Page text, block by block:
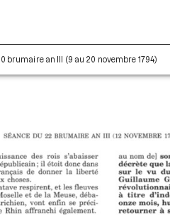
brumaire an III (9 au 20 novembre 1794)